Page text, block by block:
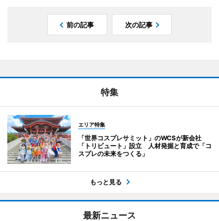
前の記事 次の記事
特集
エリア特集
「世界コスプレサミット」のWCSが新会社
「トリビュート」設立 人材発掘と育成で「コ
スプレの未来をつくる」
もっと見る
最新ニュース